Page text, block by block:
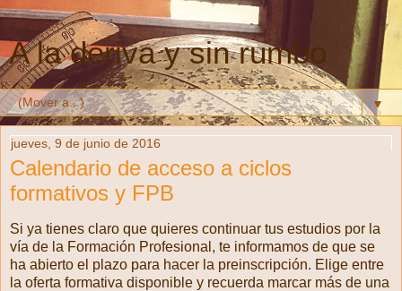
A la deriva y sin rumbo
▼
jueves, 9 de junio de 2016
Calendario de acceso a ciclos
formativos y FPB
Si ya tienes claro que quieres continuar tus estudios por la
vía de la Formación Profesional, te informamos de que se
ha abierto el plazo para hacer la preinscripción. Elige entre
la oferta formativa disponible y recuerda marcar más de una